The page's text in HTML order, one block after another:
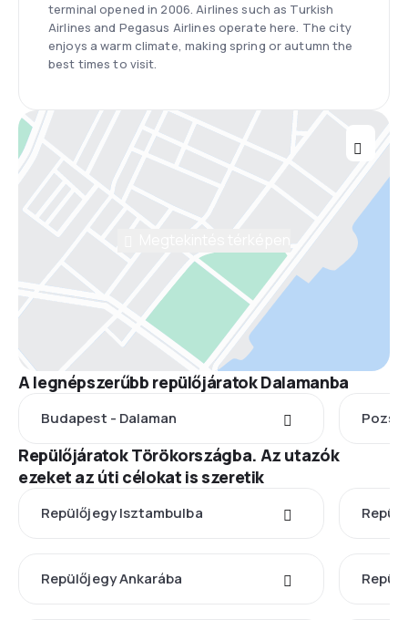
terminal opened in 2006. Airlines such as Turkish
Airlines and Pegasus Airlines operate here. The city
enjoys a warm climate, making spring or autumn the
best times to visit.
A legnépszerűbb repülőjáratok Dalamanba
Budapest - Dalaman
Repülőjáratok Törökországba. Az utazók
ezeket az úti célokat is szeretik
Repülőjegy Isztambulba
Repülőjegy Ankarába